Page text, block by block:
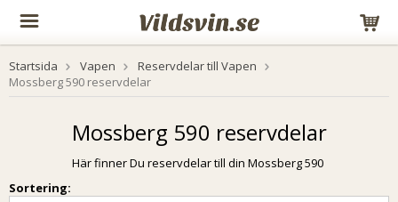
Startsida Vapen
Reservdelar till Vapen
Mossberg 590 reservdelar
Mossberg 590 reservdelar
Här finner Du reservdelar till din Mossberg 590
Sortering: